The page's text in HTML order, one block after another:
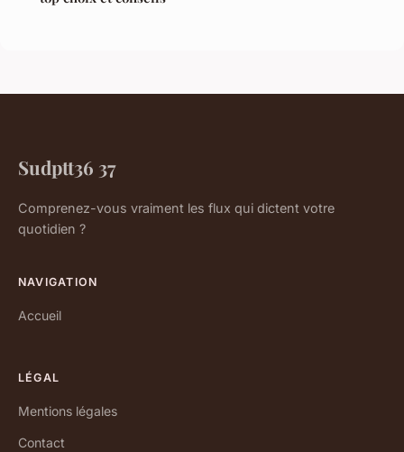
Sudptt36 37
Comprenez-vous vraiment les flux qui dictent votre
quotidien ?
NAVIGATION
Accueil
LÉGAL
Mentions légales
Contact